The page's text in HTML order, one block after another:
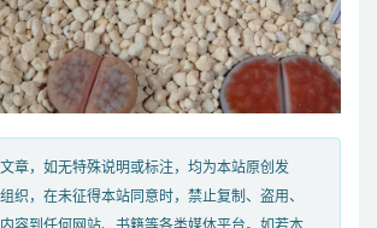
章，如无特殊说明或标注，均为本站原创发
织，在未征得本站同意时，禁止复制、盗用、